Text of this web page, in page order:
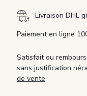
Livraison DHL
Paiement en ligne
Satisfait ou
sans justification
de vente